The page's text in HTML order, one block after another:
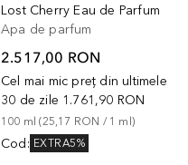
Lost Cherry Eau de Parfum
Apa de parfum
2.517,00 RON
Cel mai mic preț din ultimele
30 de zile 1.761,90 RON
100 ml (25,17 RON / 1 ml)
Cod : EXTRA5%